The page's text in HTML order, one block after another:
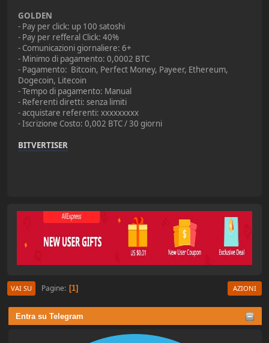
Entra su Telegram
GOLDEN
- Pay per click: up 100 satoshi
- Pay per refferal Click: 40%
- Comunicazioni giornaliere: 6+
- Minimo di pagamento: 0,0002 BTC
- Pagamento: Bitcoin, Perfect Money, Payeer, Ethereum,
Dogecoin, Litecoin
- Tempo di pagamento: Manual
- Referenti diretti: senza limiti
- acquistare referenti: xxxxxxxxx
- Iscrizione Costo: 0,002 BTC / 30 giorni
BITVERTISER
VAI SU Pagine 1 AZIONI